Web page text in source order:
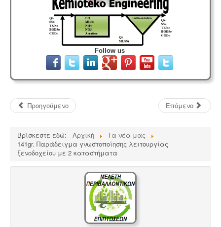
Follow us
Προηγούμενο Επόμενο
Βρίσκεστε εδώ: Αρχική
Τα νέα μας
141gr. Παράδειγμα γνωστοποίησης λειτουργίας
ξενοδοχείου με 2 καταστήματα